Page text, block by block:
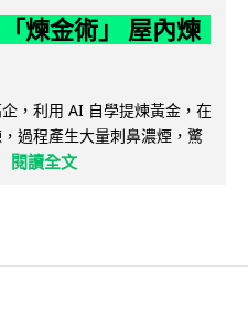
煉金術」 屋內煉
，利用 AI 自學提煉黃金，在
過程產生大量刺鼻濃煙，驚
閱讀全文